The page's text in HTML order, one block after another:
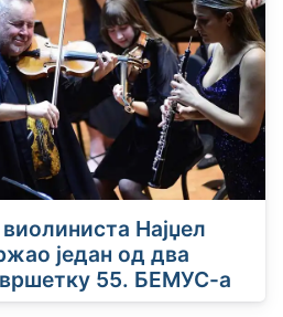
Најџел
један од два
55. БЕМУС-а